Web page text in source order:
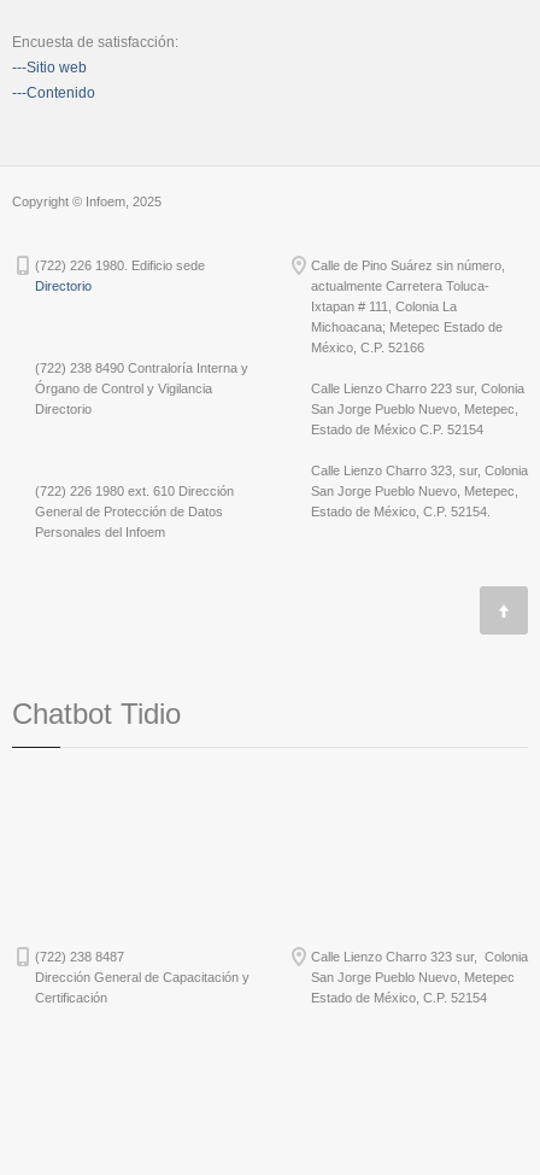
Encuesta de satisfacción:
---Sitio web
---Contenido
Copyright © Infoem, 2025
(722) 226 1980. Edificio sede
Directorio
(722) 238 8490 Contraloría Interna y
Órgano de Control y Vigilancia
Directorio
(722) 226 1980 ext. 610 Dirección
General de Protección de Datos
Personales del Infoem
Calle de Pino Suárez sin número,
actualmente Carretera Toluca-
Ixtapan # 111, Colonia La
Michoacana; Metepec Estado de
México, C.P. 52166
Calle Lienzo Charro 223 sur, Colonia
San Jorge Pueblo Nuevo, Metepec,
Estado de México C.P. 52154
Calle Lienzo Charro 323, sur, Colonia
San Jorge Pueblo Nuevo, Metepec,
Estado de México, C.P. 52154.
Chatbot Tidio
(722) 238 8487
Dirección General de Capacitación y
Certificación
Calle Lienzo Charro 323 sur, Colonia
San Jorge Pueblo Nuevo, Metepec
Estado de México, C.P. 52154